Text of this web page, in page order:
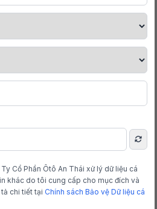
Cổ Phần Ôtô An Thái xử lý dữ liệu cá
khác do tôi cung cấp cho mục đích và
chi tiết tại Chính sách Bảo vệ Dữ liệu cá